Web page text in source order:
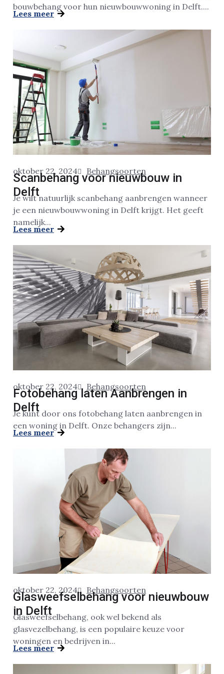
bouwbehang voor hun nieuwbouwwoning in Delft....
Lees meer
oktober 22, 2024 Behangsoorten
Scanbehang voor nieuwbouw in
Delft
Je wilt natuurlijk scanbehang aanbrengen wanneer
je een nieuwbouwwoning in Delft krijgt. Het geeft
namelijk...
Lees meer
oktober 22, 2024 Behangsoorten
Fotobehang laten Aanbrengen in
Delft
Je kunt door ons fotobehang laten aanbrengen in
een woning in Delft. Onze behangers zijn...
Lees meer
oktober 22, 2024 Behangsoorten
Glasweefselbehang voor nieuwbouw
in Delft
Glasweefselbehang, ook wel bekend als
glasvezelbehang, is een populaire keuze voor
woningen en bedrijven in...
Lees meer